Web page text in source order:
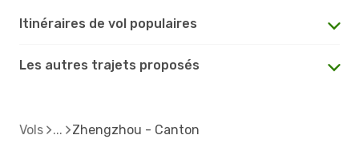
Itinéraires de vol populaires
Les autres trajets proposés
Vols Zhengzhou - Canton